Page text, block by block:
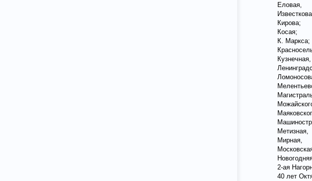
Еловая,
Кирова;
Косая;
К. Маркса;
Кузнечная,
Метизная,
Мирная,
2-ая
40 лет